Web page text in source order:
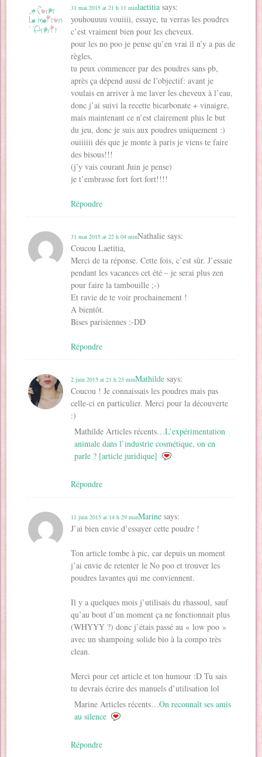
laetitia says:
31 mai 2015 at 21 h 11 min
youhouuuu vouiiii, essaye, tu verras les poudres
c’est vraiment bien pour les cheveux.
pour les no poo je pense qu’en vrai il n’y a pas de
règles,
tu peux commencer par des poudres sans pb,
après ça dépend aussi de l’objectif: avant je
voulais en arriver à me laver les cheveux à l’eau,
donc j’ai suivi la recette bicarbonate + vinaigre,
mais maintenant ce n’est clairement plus le but
du jeu, donc je suis aux poudres uniquement :)
ouiiiiii dés que je monte à paris je viens te faire
des bisous!!!
(j’y vais courant Juin je pense)
je t’embrasse fort fort fort!!!!
Répondre
Nathalie says:
31 mai 2015 at 22 h 04 min
Coucou Laetitia,
Merci de ta réponse. Cette fois, c’est sûr. J’essaie
pendant les vacances cet été – je serai plus zen
pour faire la tambouille ;-)
Et ravie de te voir prochainement !
A bientôt.
Bises parisiennes :-DD
Répondre
Mathilde says:
2 juin 2015 at 21 h 23 min
Coucou ! Je connaissais les poudres mais pas
celle-ci en particulier. Merci pour la découverte
:)
Mathilde Articles récents…L’expérimentation
animale dans l’industrie cosmétique, on en
parle ? [article juridique]
Répondre
Marine says:
11 juin 2015 at 14 h 29 min
J’ai bien envie d’essayer cette poudre !
Ton article tombe à pic, car depuis un moment
j’ai envie de retenter le No poo et trouver les
poudres lavantes qui me conviennent.
Il y a quelques mois j’utilisais du rhassoul, sauf
qu’au bout d’un moment ça ne fonctionnait plus
(WHYYY ?) donc j’étais passé au « low poo »
avec un shampoing solide bio à la compo très
clean.
Merci pour cet article et ton humour :D Tu sais
tu devrais écrire des manuels d’utilisation lol
Marine Articles récents…On reconnaît ses amis
au silence
Répondre